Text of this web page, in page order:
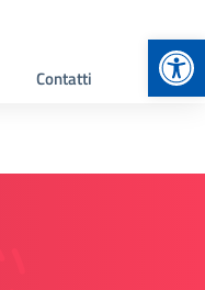
Contatti